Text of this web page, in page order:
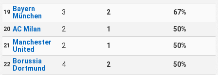
19 Bayern
München
3 2 67%
20 AC Milan 2 1 50%
21
Manchester
United
2 1 50%
22 Borussia
Dortmund
4 2 50%